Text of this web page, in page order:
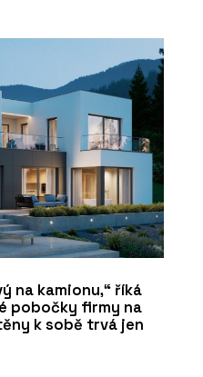
na kamionu,“ říká
pobočky firmy na
k sobě trvá jen